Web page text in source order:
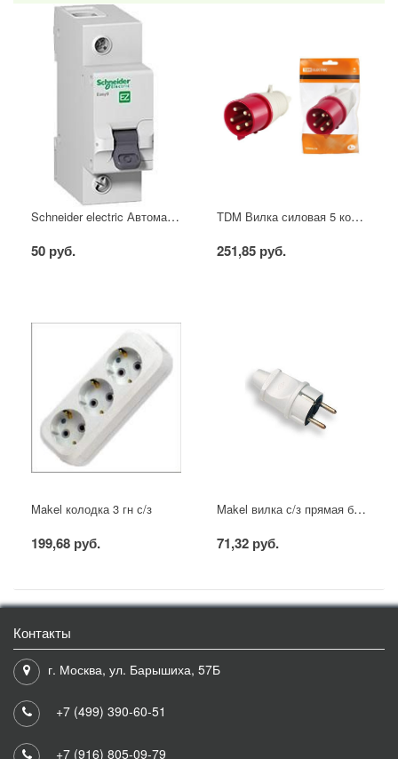
Schneider electric Автоматический выключатель 1/40А
50 руб.
TDM Вилка силовая 5 контактов 16А 380В IP44
251,85 руб.
Makel колодка 3 гн с/з
199,68 руб.
Makel вилка с/з прямая белая
71,32 руб.
Контакты
г. Москва, ул. Барышиха, 57Б
+7 (499) 390-60-51
+7 (916) 805-09-79